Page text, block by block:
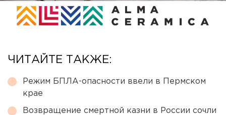
ЧИТАЙТЕ ТАКЖЕ:
Режим БПЛА-опасности ввели в Пермском
крае
Возвращение смертной казни в России сочли